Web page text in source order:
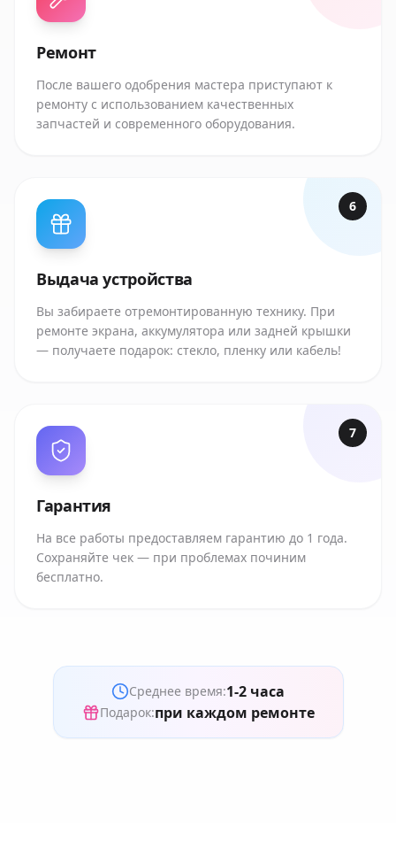
Ремонт
После вашего одобрения мастера приступают к
ремонту с использованием качественных
запчастей и современного оборудования.
6
Выдача устройства
Вы забираете отремонтированную технику. При
ремонте экрана, аккумулятора или задней крышки
— получаете подарок: стекло, пленку или кабель!
7
Гарантия
На все работы предоставляем гарантию до 1 года.
Сохраняйте чек — при проблемах починим
бесплатно.
Среднее время:1-2 часа
Подарок:при каждом ремонте